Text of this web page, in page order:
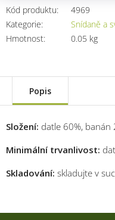
Kód produktu:
4969
Kategorie:
Snídaně a
Hmotnost: 0.05 kg
Popis
Složení: datle 60%, banán
Minimální trvanlivost:
Skladování: skladujte v